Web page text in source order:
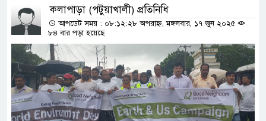
কলাপাড়া (পটুয়াখালী) প্রতিনিধি
আপডেট সময় : ০৮:১২:২৮ অপরাহ্ন, মঙ্গলবার, ১৭ জুন ২০২৫
৮৪ বার পড়া হয়েছে